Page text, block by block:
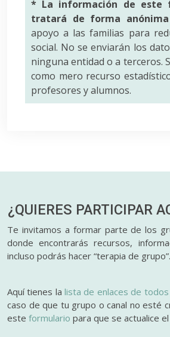
* La información de este
tratará de forma anónima
apoyo a las familias para
social. No se enviarán los
ninguna entidad o a terceros.
como mero recurso
profesores y alumnos.
¿QUIERES PARTICIPAR
Te invitamos a formar parte de los
donde encontrarás recursos,
incluso podrás hacer “terapia de grupo”.
Aquí tienes lalista de enlaces de
caso de que tu grupo o canal no esté
este formulario para que se actualice